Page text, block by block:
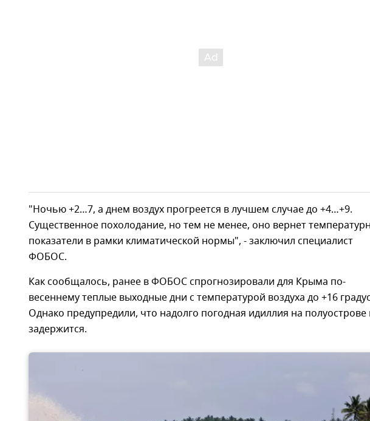
"Ночью +2…7, а днем воздух прогреется в лучшем случае до +4…+9.
Существенное похолодание, но тем не менее, оно вернет
показатели в рамки климатической нормы", - заключил специалист
ФОБОС.
Как сообщалось, ранее в ФОБОС спрогнозировали для Крыма по-
весеннему теплые выходные дни с температурой воздуха до +16
Однако предупредили, что надолго погодная идиллия на полуострове
задержится.